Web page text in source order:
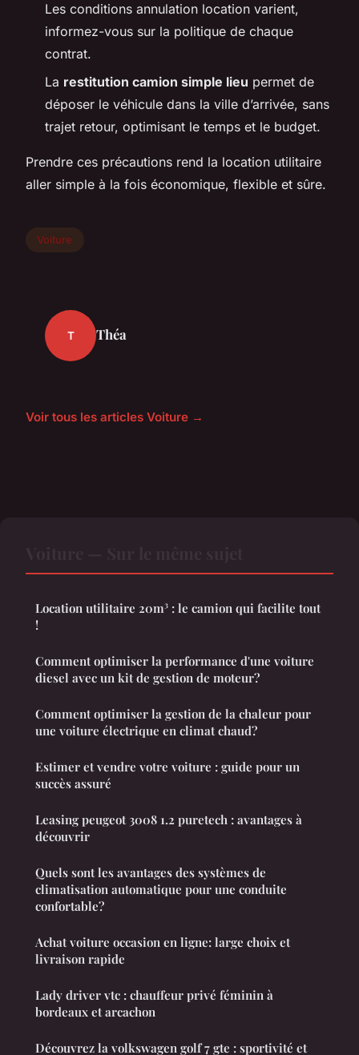
Les conditions annulation location varient,
informez-vous sur la politique de chaque
contrat.
La restitution camion simple lieu permet de
déposer le véhicule dans la ville d’arrivée, sans
trajet retour, optimisant le temps et le budget.
Prendre ces précautions rend la location utilitaire
aller simple à la fois économique, flexible et sûre.
Voiture
T Théa
Voir tous les articles Voiture →
Location utilitaire 20m³ : le camion qui facilite tout
!
Comment optimiser la performance d'une voiture
diesel avec un kit de gestion de moteur?
Comment optimiser la gestion de la chaleur pour
une voiture électrique en climat chaud?
Estimer et vendre votre voiture : guide pour un
succès assuré
Leasing peugeot 3008 1.2 puretech : avantages à
découvrir
Quels sont les avantages des systèmes de
climatisation automatique pour une conduite
confortable?
Achat voiture occasion en ligne: large choix et
livraison rapide
Lady driver vtc : chauffeur privé féminin à
bordeaux et arcachon
Découvrez la volkswagen golf 7 gte : sportivité et